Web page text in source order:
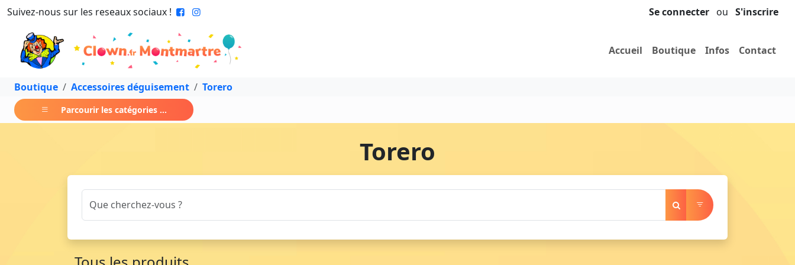
Suivez-nous sur les reseaux sociaux ! Se connecter ou S'inscrire
Accueil Boutique Infos Contact
Boutique Accessoires déguisement Torero
Parcourir les catégories ...
Torero